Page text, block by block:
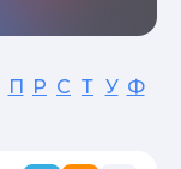
П Р С Т У Ф